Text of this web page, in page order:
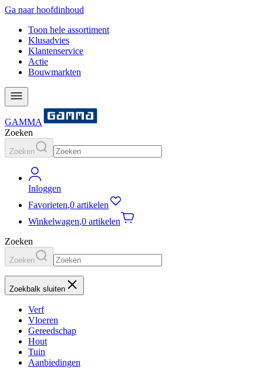
Ga naar hoofdinhoud
Toon hele assortiment
Klusadvies
Klantenservice
Actie
Bouwmarkten
GAMMA
Zoeken
Zoeken
Inloggen
Favorieten,0 artikelen
Winkelwagen,0 artikelen
Zoeken
Zoeken
Zoekbalk sluiten
Verf
Vloeren
Gereedschap
Hout
Tuin
Aanbiedingen